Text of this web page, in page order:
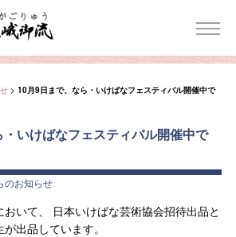
> 10月9日まで、なら・いけばなフェスティバル開催中で
いけばなフェスティバル開催中で
のお知らせ
いて、 日本いけばな芸術協会招待出品と
出品しています。